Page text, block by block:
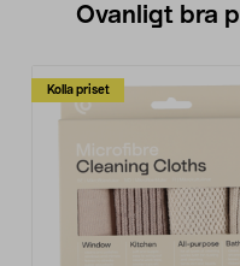
Ovanligt bra
Kolla priset